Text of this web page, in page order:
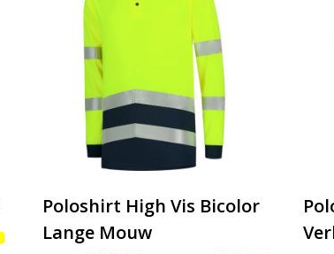
Poloshirt High Vis Bicolor
Lange Mouw